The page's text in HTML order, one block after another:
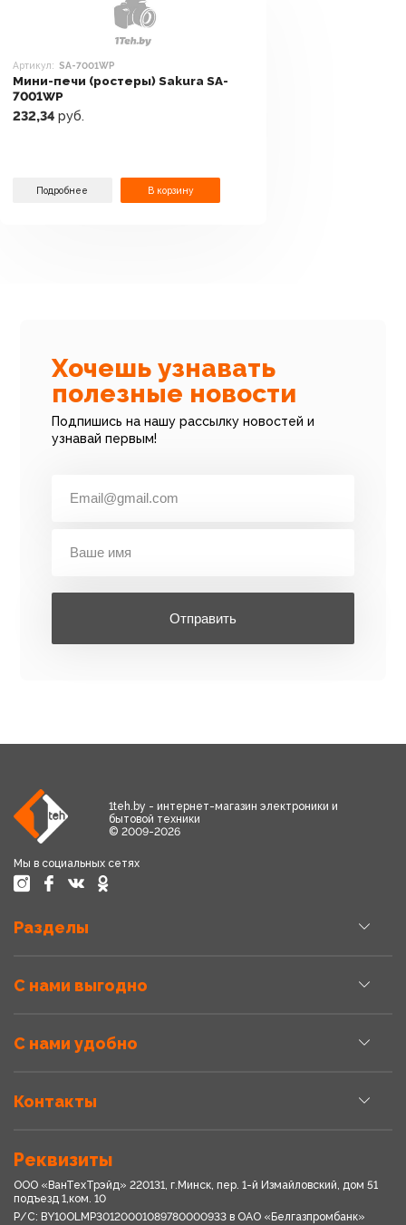
Артикул: SA-7001WP
Мини-печи (ростеры) Sakura SA-
7001WP
232,34 руб.
Подробнее В корзину
Хочешь узнавать
полезные новости
Подпишись на нашу рассылку новостей и
узнавай первым!
Отправить
1teh.by - интернет-магазин электроники и
бытовой техники
© 2009-2026
Мы в социальных сетях
Разделы
С нами выгодно
С нами удобно
Контакты
Реквизиты
ООО «ВанТехТрэйд» 220131, г.Минск, пер. 1-й Измайловский, дом 51
подъезд 1,ком. 10
Р/С: BY10OLMP30120001089780000933 в OАО «Белгазпромбанк»